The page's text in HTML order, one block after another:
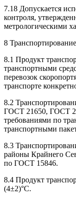
7.18 Допускается
контроля,
метрологическими
8
8.1 Продукт
транспортными
перевозок
транспорте
8.2
ГОСТ 21650, ГОСТ
требованиями по
транспортными
8.3
районы Крайнего
по ГОСТ 15846.
8.4 Продукт
(4±2)°С.